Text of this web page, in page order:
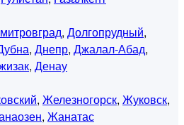
, Долгопрудный,
, Днепр, Джалал-Абад,
, Денау
, Железногорск, Жуковск,
, Жанатас